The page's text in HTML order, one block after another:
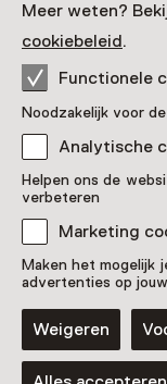
Meer weten?
cookiebeleid.
Functionele
Noodzakelijk voor
Analytische
Helpen ons de
verbeteren
Marketing
Maken het mogelijk
advertenties op
Weigeren
Zien &